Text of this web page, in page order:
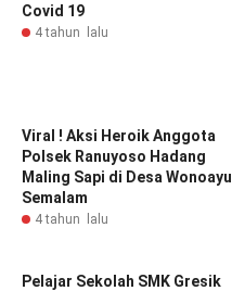
Covid 19
4 tahun lalu
Viral ! Aksi Heroik Anggota
Polsek Ranuyoso Hadang
Maling Sapi di Desa Wonoayu
Semalam
4 tahun lalu
Pelajar Sekolah SMK Gresik